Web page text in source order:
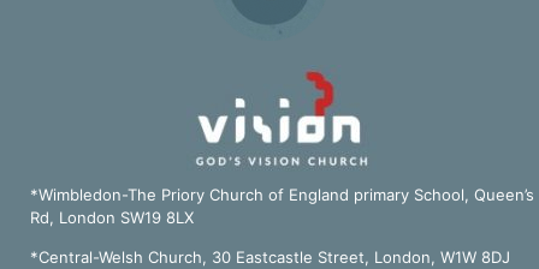
*Wimbledon-The Priory Church of England primary School, Queen’s
Rd, London SW19 8LX
*Central-Welsh Church, 30 Eastcastle Street, London, W1W 8DJ